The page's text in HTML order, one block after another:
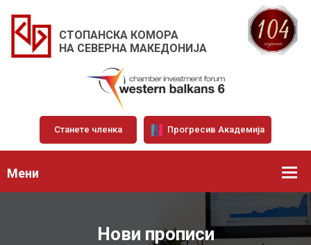
СТОПАНСКА КОМОРА
НА СЕВЕРНА МАКЕДОНИЈА
Станете членка Прогресив Академија
Мени
Нови прописи